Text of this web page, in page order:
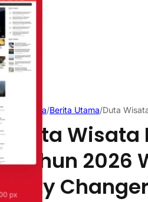
Beranda/Berita Utama/Duta
Duta
Tahun 2026
City